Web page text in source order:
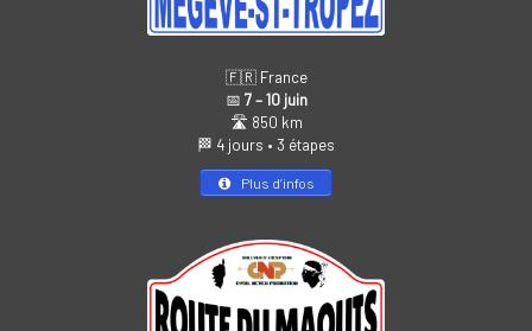
🇫🇷 France
📅 7 – 10 juin
🛣️ 850 km
🏁 4 jours • 3 étapes
Plus d’infos